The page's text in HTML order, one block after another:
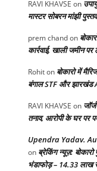
RAVI KHAVSE on
मास्टर सोबरन मांझी
prem chandon
कार्रवाई, खाली जमीन पर
Rohiton बोकारो में
बंगाल STF और झारखंड
RAVI KHAVSE on
तनाव, आरोपी के घर पर
Upendra Yadav.
on ब्रेकिंग न्यूज़:
भंडाफोड़ – 14.33 लाख